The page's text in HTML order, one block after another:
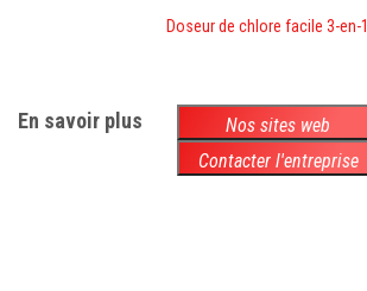
Doseur de chlore facile 3-en-1
En savoir plus
Nos sites web
Contacter l'entreprise